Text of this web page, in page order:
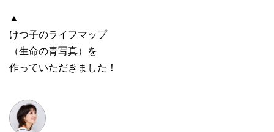
▲
けつ子のライフマップ
（生命の青写真）を
作っていただきました！